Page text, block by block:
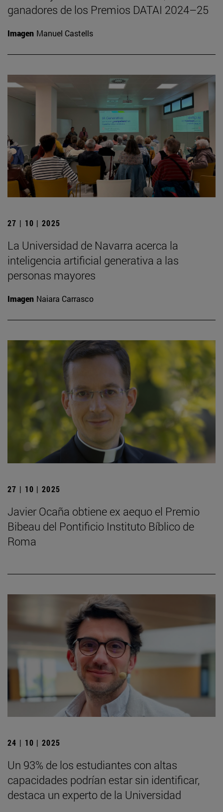
ganadores de los Premios DATAI 2024–25
Imagen Manuel Castells
27 | 10 | 2025
La Universidad de Navarra acerca la
inteligencia artificial generativa a las
personas mayores
Imagen Naiara Carrasco
27 | 10 | 2025
Javier Ocaña obtiene ex aequo el Premio
Bibeau del Pontificio Instituto Bíblico de
Roma
24 | 10 | 2025
Un 93% de los estudiantes con altas
capacidades podrían estar sin identificar,
destaca un experto de la Universidad